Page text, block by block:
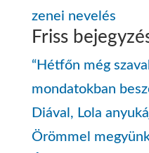
zenei nevelés
Friss
“Hétfőn még
mondatokban
Diával, Lola
Örömmel